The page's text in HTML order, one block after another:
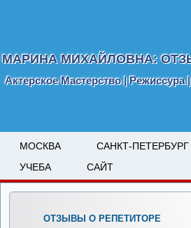
МАРИНА МИХАЙЛОВНА:
Актерское Мастерство | Режиссура
МОСКВА САНКТ-ПЕТЕРБУРГ
УЧЕБА
САЙТ
ОТЗЫВЫ О РЕПЕТИТОРЕ